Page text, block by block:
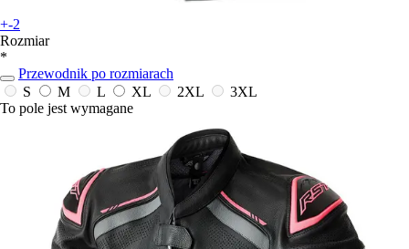
+-2
Rozmiar
*
Przewodnik po rozmiarach
S
M L XL 2XL
3XL
To pole jest wymagane